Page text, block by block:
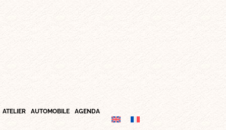
ATELIER AUTOMOBILE AGENDA